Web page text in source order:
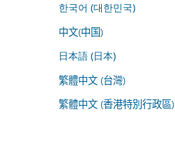
한국어 (대한민국)
中文(中国)
日本語 (日本)
繁體中文 (台灣)
繁體中文 (香港特別行政區)